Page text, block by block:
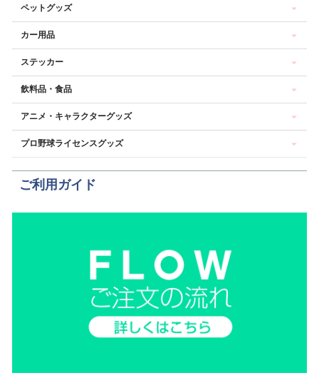
ペットグッズ
カー用品
ステッカー
飲料品・食品
アニメ・キャラクターグッズ
プロ野球ライセンスグッズ
ご利用ガイド